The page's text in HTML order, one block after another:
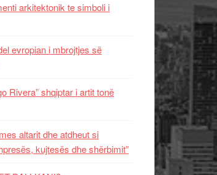
arkitektonik te simboli i
evropian i mbrojtjes së
Rivera” shqiptar i artit tonë
altarit dhe atdheut si
kujtesës dhe shërbimit”